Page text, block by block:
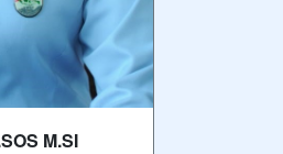
M.SI